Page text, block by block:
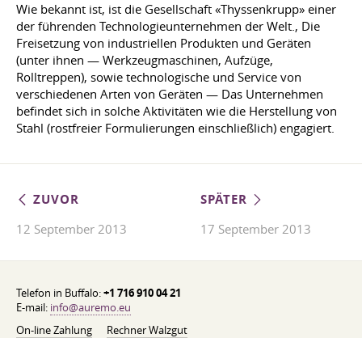
Wie bekannt ist, ist die Gesellschaft «Thyssenkrupp» einer
der führenden Technologieunternehmen der Welt., Die
Freisetzung von industriellen Produkten und Geräten
(unter ihnen — Werkzeugmaschinen, Aufzüge,
Rolltreppen), sowie technologische und Service von
verschiedenen Arten von Geräten — Das Unternehmen
befindet sich in solche Aktivitäten wie die Herstellung von
Stahl (rostfreier Formulierungen einschließlich) engagiert.
ZUVOR
12 September 2013
SPÄTER
17 September 2013
Telefon in Buffalo:+1 716 910 04 21
E-mail: info@auremo.eu
On-line Zahlung
Rechner Walzgut